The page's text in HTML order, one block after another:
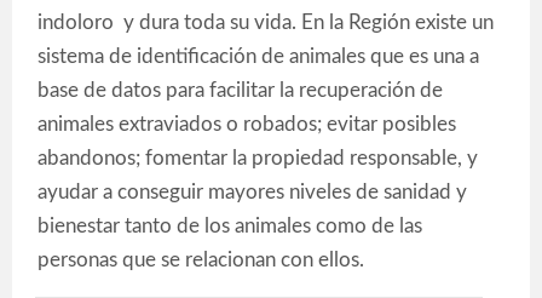
indoloro y dura toda su vida. En la Región existe un
sistema de identificación de animales que es una a
base de datos para facilitar la recuperación de
animales extraviados o robados; evitar posibles
abandonos; fomentar la propiedad responsable, y
ayudar a conseguir mayores niveles de sanidad y
bienestar tanto de los animales como de las
personas que se relacionan con ellos.